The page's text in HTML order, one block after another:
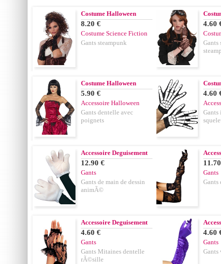
Costume Halloween
8.20 €
Costume Science Fiction
Gants steampunk
4.60
Gants
Costume Halloween
5.90 €
Accessoire Halloween
Gants dentelle avec
poignets
4.60
Accessoire Deguisement
12.90 €
Gants
Gants de main de dessin
animÃ©
Gants
Accessoire Deguisement
4.60 €
Gants
Gants Mitaines dentelle
rÃ©sille
4.60
Gants
Gants